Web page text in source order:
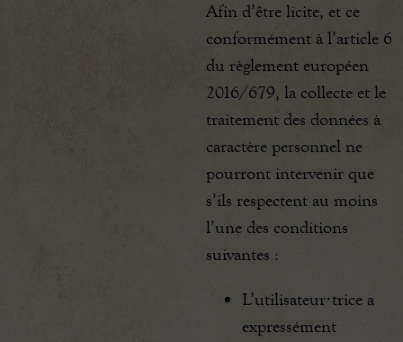
Afin d’être licite, et ce
conformément à l’article 6
du règlement européen
2016/679, la collecte et le
traitement des données à
caractère personnel ne
pourront intervenir que
s’ils respectent au moins
l’une des conditions
suivantes :
L’utilisateur·trice a
expressément